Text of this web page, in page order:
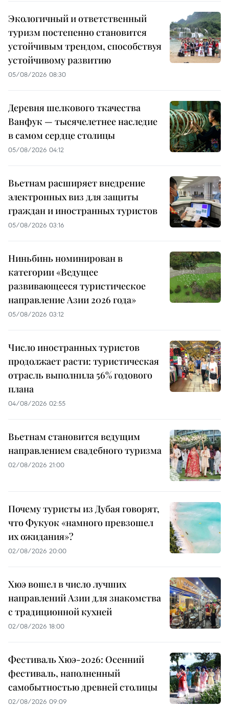
Экологичный и ответственный
туризм постепенно становится
устойчивым трендом, способствуя
устойчивому развитию
05/08/2026 08:30
Деревня шелкового ткачества
Ванфук — тысячелетнее наследие
в самом сердце столицы
05/08/2026 04:12
Вьетнам расширяет внедрение
электронных виз для защиты
граждан и иностранных туристов
05/08/2026 03:16
Ниньбинь номинирован в
категории «Ведущее
развивающееся туристическое
направление Азии 2026 года»
05/08/2026 03:12
Число иностранных туристов
продолжает расти: туристическая
отрасль выполнила 56% годового
плана
04/08/2026 02:55
Вьетнам становится ведущим
направлением свадебного туризма
02/08/2026 21:00
Почему туристы из Дубая говорят,
что Фукуок «намного превзошел
их ожидания»?
02/08/2026 20:00
Хюэ вошел в число лучших
направлений Азии для знакомства
с традиционной кухней
02/08/2026 18:00
Фестиваль Хюэ-2026: Осенний
фестиваль, наполненный
самобытностью древней столицы
02/08/2026 09:09